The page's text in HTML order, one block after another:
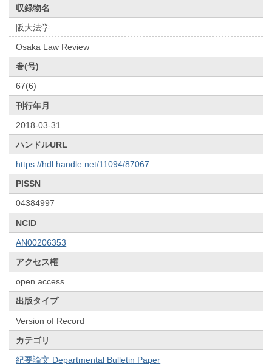
収録物名
阪大法学
Osaka Law Review
巻(号)
67(6)
刊行年月
2018-03-31
ハンドルURL
https://hdl.handle.net/11094/87067
PISSN
04384997
NCID
AN00206353
アクセス権
open access
出版タイプ
Version of Record
カテゴリ
紀要論文 Departmental Bulletin Paper